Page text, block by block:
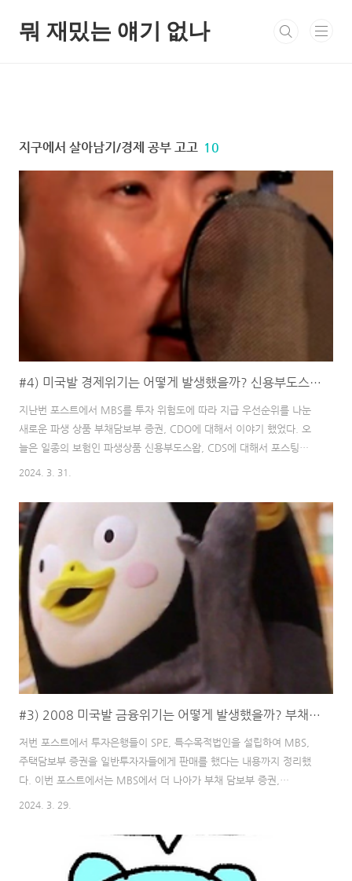
뭐 재밌는 얘기 없나
지구에서 살아남기/경제 공부 고고 10
#4) 미국발 경제위기는 어떻게 발생했을까? 신용부도스왑, CDS의 등장
지난번 포스트에서 MBS를 투자 위험도에 따라 지급 우선순위를 나눈
새로운 파생 상품 부채담보부 증권, CDO에 대해서 이야기 했었다. 오
늘은 일종의 보험인 파생상품 신용부도스왑, CDS에 대해서 포스팅을
할 예정이다. 👉 지난 글 보기 #1) 2008 미국발 금융 위기는 어떻게
테크 #1) 2008 미국발 금융 위기는 어떻게 발생했을까? 미국 집값이
끝없이 오른 이유는? 경제공부 경제 주식을 시작한 뒤로 경제에 아주
많은 관심이 생겼다. 당연하다! 모든 것이 내 주식과 연관이 되어 있으
니까 말이다. 그러다가 한 가지 궁금한 점이 생겼다. '2008년 금융 위
기는 어떻게 발생한 거 sunday8am.com #2) 2008 미국발 금융위기
는..
2024. 3. 31.
#3) 2008 미국발 금융위기는 어떻게 발생했을까? 부채담보부 증권, CDO의 탄생 경제공부 경제상식
저번 포스트에서 투자은행들이 SPE, 특수목적법인을 설립하여 MBS,
주택담보부 증권을 일반투자자들에게 판매를 했다는 내용까지 정리했
다. 이번 포스트에서는 MBS에서 더 나아가 부채 담보부 증권,
생했을까? 미국 집값이 끝없이 오른 이유는? 경제공부 경제상식 재테
크 #1) 2008 미국발 금융 위기는 어떻게 발생했을까? 미국 집값이 끝
없이 오른 이유는? 경제공부 경제 주식을 시작한 뒤로 경제에 아주 많
2024. 3. 29.